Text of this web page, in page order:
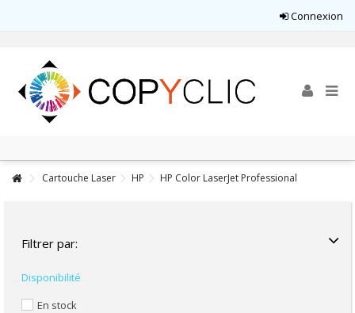
Connexion
Cartouche Laser HP HP Color LaserJet Professional
Filtrer par:
Disponibilité
En stock